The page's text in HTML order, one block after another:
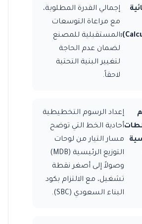
إجمالي القدرة المطلوبة،
مع مراعاة التوسعات
المستقبلية للمصنع
لضمان عدم الحاجة
لتغيير البنية التحتية
لاحقاً.
إعداد الرسوم التخطيطية
أحادية الخط التي توضح
مسار التيار من لوحات
التوزيع الرئيسية (MDB)
وصولاً إلى أصغر نقطة
تشغيل، مع الالتزام بكود
البناء السعودي (SBC).